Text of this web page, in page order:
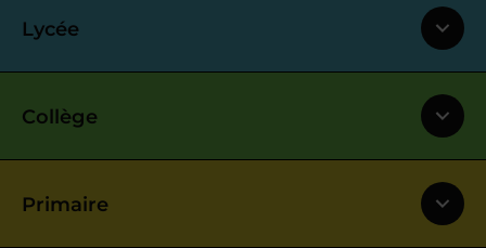
Lycée
Collège
Primaire